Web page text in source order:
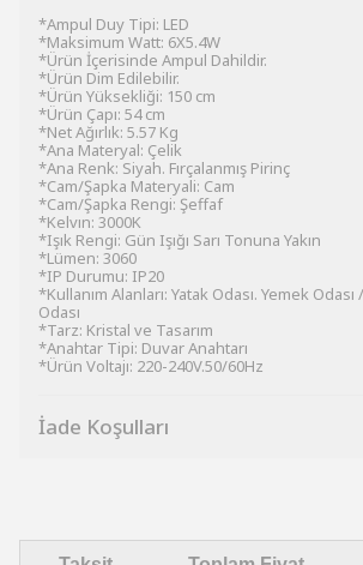
*Ampul Duy Tipi: LED
*Maksimum Watt: 6X5.4W
*Ürün İçerisinde Ampul Dahildir.
*Ürün Dim Edilebilir.
*Ürün Yüksekliği: 150 cm
*Ürün Çapı: 54 cm
*Net Ağırlık: 5.57 Kg
*Ana Materyal: Çelik
*Ana Renk: Siyah. Fırçalanmış Pirinç
*Cam/Şapka Materyali: Cam
*Cam/Şapka Rengi: Şeffaf
*Kelvın: 3000K
*Işık Rengi: Gün Işığı Sarı Tonuna Yakın
*Lümen: 3060
*IP Durumu: IP20
*Kullanım Alanları: Yatak Odası. Yemek
Odası
*Tarz: Kristal ve Tasarım
*Anahtar Tipi: Duvar Anahtarı
*Ürün Voltajı: 220-240V.50/60Hz
İade Koşulları